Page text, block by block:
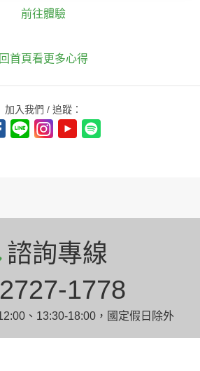
前往體驗
回首頁看更多心得
加入我們 / 追蹤：
諮詢專線
1778
、13:30-18:00，國定假日除外